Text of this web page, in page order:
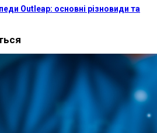
Outleap: основні різновиди та